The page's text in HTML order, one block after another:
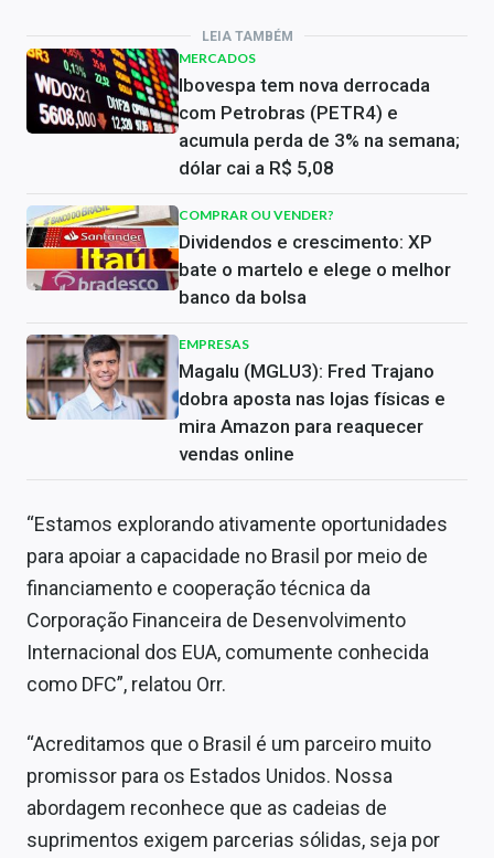
LEIA TAMBÉM
MERCADOS
Ibovespa tem nova derrocada
com Petrobras (PETR4) e
acumula perda de 3% na semana;
dólar cai a R$ 5,08
COMPRAR OU VENDER?
Dividendos e crescimento: XP
bate o martelo e elege o melhor
banco da bolsa
EMPRESAS
Magalu (MGLU3): Fred Trajano
dobra aposta nas lojas físicas e
mira Amazon para reaquecer
vendas online
“Estamos explorando ativamente oportunidades
para apoiar a capacidade no Brasil por meio de
financiamento e cooperação técnica da
Corporação Financeira de Desenvolvimento
Internacional dos EUA, comumente conhecida
como DFC”, relatou Orr.
“Acreditamos que o Brasil é um parceiro muito
promissor para os Estados Unidos. Nossa
abordagem reconhece que as cadeias de
suprimentos exigem parcerias sólidas, seja por